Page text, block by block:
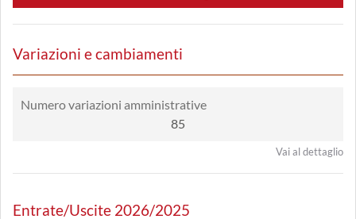
Variazioni e cambiamenti
Numero variazioni amministrative
85
Vai al dettaglio
Entrate/Uscite 2026/2025